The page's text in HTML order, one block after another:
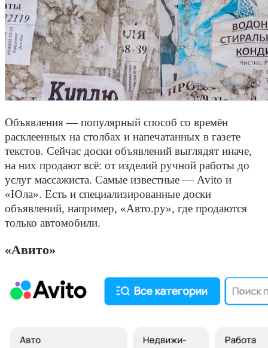
Объявления — популярный способ со времён
расклеенных на столбах и напечатанных в газете
текстов. Сейчас доски объявлений выглядят иначе,
на них продают всё: от изделий ручной работы до
услуг массажиста. Самые известные — Avito и
«Юла». Есть и специализированные доски
объявлений, например, «Авто.ру», где продаются
только автомобили.
«Авито»